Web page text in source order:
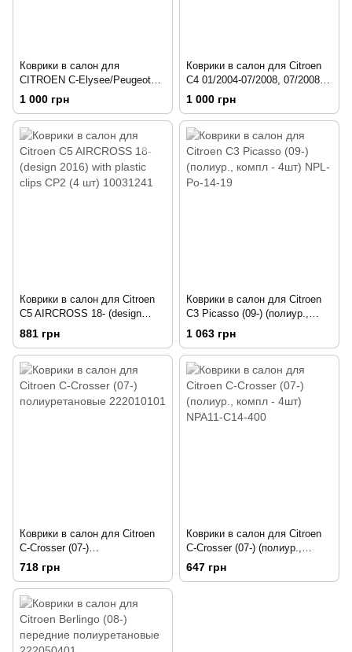
Коврики в салон для
CITROEN C-Elysee/Peugeot
301 2013-> 4шт.
ORIG.3D.10.32.210к
1 000 грн
Коврики в салон для Citroen
C4 01/2004-07/2008, 07/2008->
полиуретан C000000006
1 000 грн
Коврики в салон для Citroen
C5 AIRCROSS 18- (design
2016) with plastic clips CP2 (4
шт) 10031241
881 грн
Коврики в салон для Citroen
C3 Picasso (09-) (полиур.,
компл - 4шт) NPL-Po-14-19
1 063 грн
Коврики в салон для Citroen
C-Crosser (07-)
полиуретановые 222010101
718 грн
Коврики в салон для Citroen
C-Crosser (07-) (полиур.,
компл - 4шт) NPA11-C14-400
647 грн